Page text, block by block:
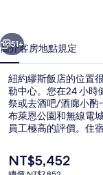
相
片
集
個 下一個
51+
簡介客房地點規定
紐約繆斯飯店的位置
勒中心。您在24 小時
祭或去酒吧/酒廊小酌
布萊恩公園和無線電
員工極高的評價。住
目
前
NT$5,452